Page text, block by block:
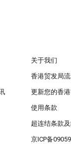
关于我们
香港贸发局
更新您的香
使用条款
超连结条款及
京ICP备